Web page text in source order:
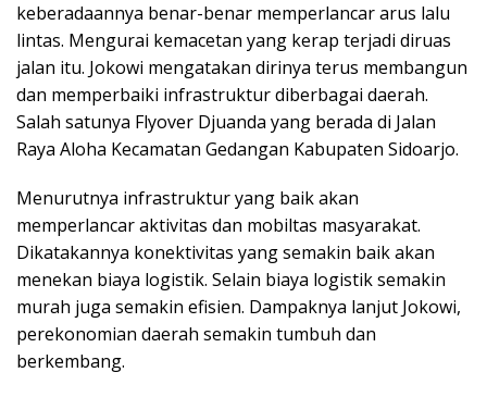
keberadaannya benar-benar memperlancar arus lalu
lintas. Mengurai kemacetan yang kerap terjadi diruas
jalan itu. Jokowi mengatakan dirinya terus membangun
dan memperbaiki infrastruktur diberbagai daerah.
Salah satunya Flyover Djuanda yang berada di Jalan
Raya Aloha Kecamatan Gedangan Kabupaten Sidoarjo.
Menurutnya infrastruktur yang baik akan
memperlancar aktivitas dan mobiltas masyarakat.
Dikatakannya konektivitas yang semakin baik akan
menekan biaya logistik. Selain biaya logistik semakin
murah juga semakin efisien. Dampaknya lanjut Jokowi,
perekonomian daerah semakin tumbuh dan
berkembang.